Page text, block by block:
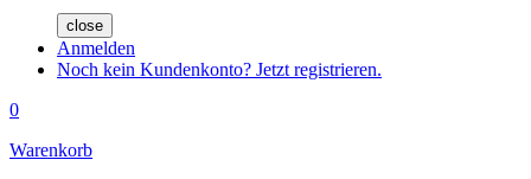
close
Anmelden
Noch kein Kundenkonto? Jetzt registrieren.
0
Warenkorb